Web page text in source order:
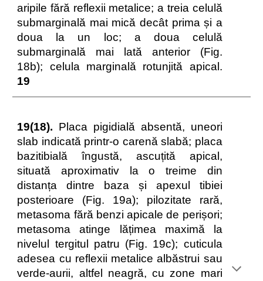
aripile fără reflexii metalice; a treia celulă
submarginală mai mică decât prima și a
doua la un loc; a doua celulă
submarginală mai lată anterior (Fig.
18b); celula marginală rotunjită apical.
19
19(18). Placa pigidială absentă, uneori
slab indicată printr-o carenă slabă; placa
bazitibială îngustă, ascuțită apical,
situată aproximativ la o treime din
distanța dintre baza și apexul tibiei
posterioare (Fig. 19a); pilozitate rară,
metasoma fără benzi apicale de perișori;
metasoma atinge lățimea maximă la
nivelul tergitul patru (Fig. 19c); cuticula
adesea cu reflexii metalice albăstrui sau
verde-aurii, altfel neagră, cu zone mari